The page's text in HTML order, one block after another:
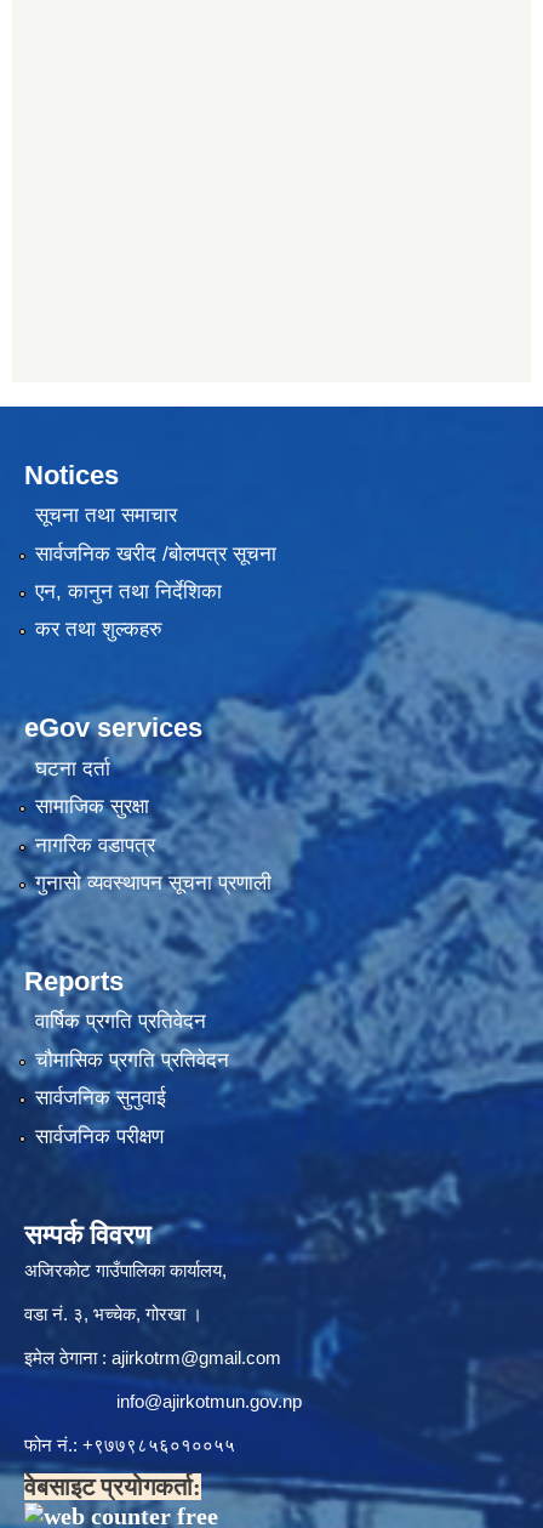
Notices
सूचना तथा समाचार
सार्वजनिक खरीद /बोलपत्र सूचना
एन, कानुन तथा निर्देशिका
कर तथा शुल्कहरु
eGov services
घटना दर्ता
सामाजिक सुरक्षा
नागरिक वडापत्र
गुनासो व्यवस्थापन सूचना प्रणाली
Reports
वार्षिक प्रगति प्रतिवेदन
चौमासिक प्रगति प्रतिवेदन
सार्वजनिक सुनुवाई
सार्वजनिक परीक्षण
सम्पर्क विवरण
अजिरकोट गाउँपालिका कार्यालय,
वडा नं. ३, भच्चेक, गोरखा ।
इमेल ठेगाना : ajirkotrm@gmail.com
info@ajirkotmun.gov.np
फोन नं.: ‍‌+९७७९८५६०१००५५
वेबसाइट प्रयोगकर्ता: